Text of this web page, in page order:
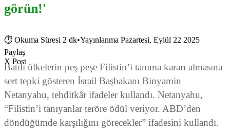
görün!'
⏱ Okuma Süresi 2 dk•Yayınlanma Pazartesi, Eylül 22 2025
Paylaş
X Post
Batılı ülkelerin peş peşe Filistin’i tanıma kararı almasına
sert tepki gösteren İsrail Başbakanı Binyamin
Netanyahu, tehditkâr ifadeler kullandı. Netanyahu,
“Filistin’i tanıyanlar teröre ödül veriyor. ABD’den
döndüğümde karşılığını görecekler” ifadesini kullandı.